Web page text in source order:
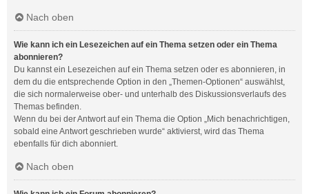
Nach oben
Wie kann ich ein Lesezeichen auf ein Thema setzen oder ein Thema
abonnieren?
Du kannst ein Lesezeichen auf ein Thema setzen oder es abonnieren, in
dem du die entsprechende Option in den „Themen-Optionen“ auswählst,
die sich normalerweise ober- und unterhalb des Diskussionsverlaufs des
Themas befinden.
Wenn du bei der Antwort auf ein Thema die Option „Mich benachrichtigen,
sobald eine Antwort geschrieben wurde“ aktivierst, wird das Thema
ebenfalls für dich abonniert.
Nach oben